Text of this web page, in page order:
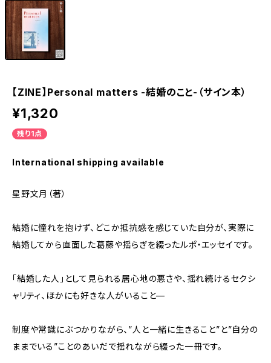
【ZINE】Personal matters -結婚のこと-（サイン本）
¥1,320
残り1点
International shipping available
星野文月（著）
結婚に憧れを抱けず、どこか抵抗感を感じていた自分が、実際に
結婚してから直面した葛藤や揺らぎを綴ったルポ・エッセイです。
「結婚した人」として見られる居心地の悪さや、揺れ続けるセクシ
ャリティ、ほかにも好きな人がいること—
制度や常識にぶつかりながら、”人と一緒に生きること”と”自分の
ままでいる”ことのあいだで揺れながら綴った一冊です。